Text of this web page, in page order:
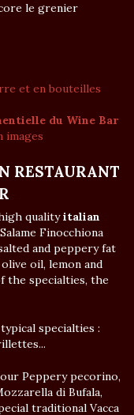
le grenier
et en bouteilles
du Wine Bar
images
RESTAURANT
qualityitalian
Finocchiona
and peppery fat
oil, lemon and
the specialties, the
specialties :
Peppery pecorino,
di Bufala,
traditional Vacca